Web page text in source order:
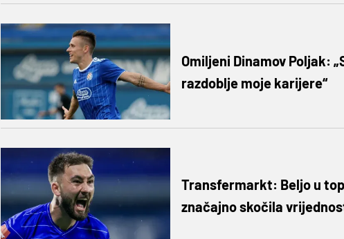
Omiljeni Dinamov Poljak:
razdoblje moje karijere“
Transfermarkt: Beljo u
značajno skočila